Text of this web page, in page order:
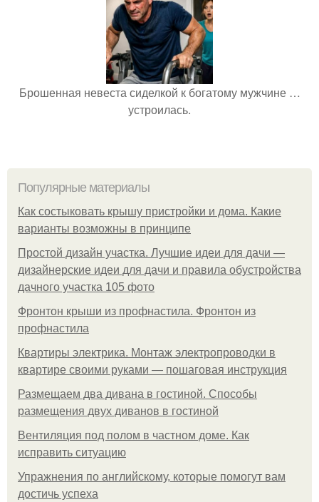
Брошенная невеста сиделкой к богатому мужчине …
устроилась.
Популярные материалы
Как состыковать крышу пристройки и дома. Какие
варианты возможны в принципе
Простой дизайн участка. Лучшие идеи для дачи —
дизайнерские идеи для дачи и правила обустройства
дачного участка 105 фото
Фронтон крыши из профнастила. Фронтон из
профнастила
Квартиры электрика. Монтаж электропроводки в
квартире своими руками — пошаговая инструкция
Размещаем два дивана в гостиной. Способы
размещения двух диванов в гостиной
Вентиляция под полом в частном доме. Как
исправить ситуацию
Упражнения по английскому, которые помогут вам
достичь успеха